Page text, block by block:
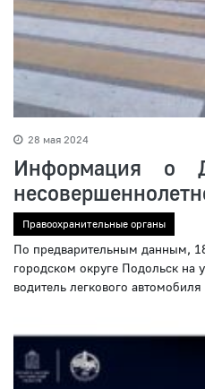
28 мая 2024
Информация о
Правоохранительные органы
По предварительным данным,
городском округе Подольск на
водитель легкового